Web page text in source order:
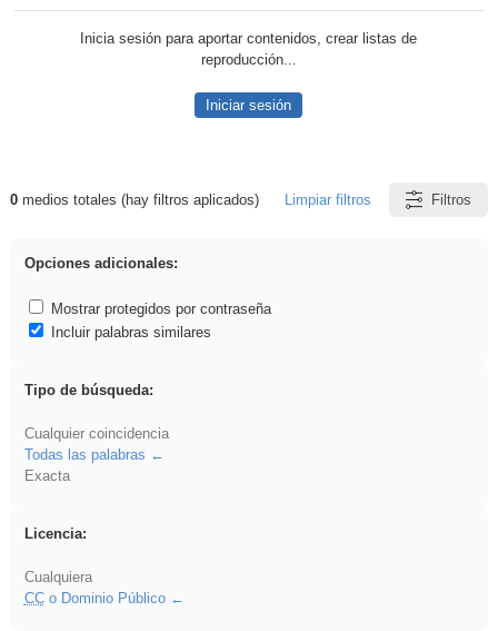
Inicia sesión para aportar contenidos, crear listas de
reproducción...
Iniciar sesión
Resultados de: acanalado
0medios totales (hay filtros aplicados) Limpiar filtros Filtros
Opciones adicionales:
Mostrar protegidos por contraseña
Incluir palabras similares
Tipo de búsqueda:
Cualquier coincidencia
Todas las palabras
Exacta
Licencia:
Cualquiera
CCo Dominio Público